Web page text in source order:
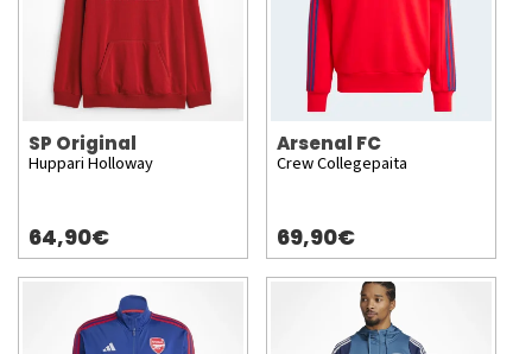
SP Original
Huppari Holloway
64,90€
Arsenal FC
Crew Collegepaita
69,90€